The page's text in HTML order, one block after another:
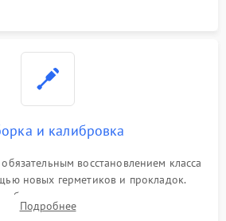
и калибровка
восстановлением класса
новых герметиков и прокладок.
матрицы по эталонному
для точного измерения температур.
Подробнее